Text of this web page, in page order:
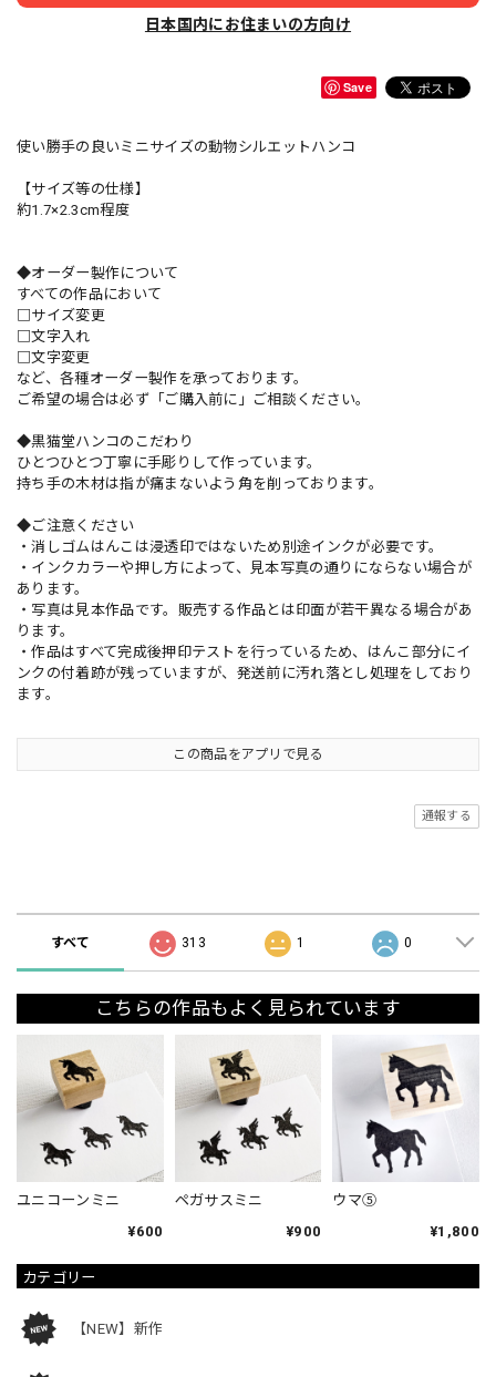
カテゴリー
【NEW】新作
日本国内にお住まいの方向け
Save
使い勝手の良いミニサイズの動物シルエットハンコ
【サイズ等の仕様】
約1.7×2.3cm程度
◆オーダー製作について
すべての作品において
□サイズ変更
□文字入れ
□文字変更
など、各種オーダー製作を承っております。
ご希望の場合は必ず「ご購入前に」ご相談ください。
◆黒猫堂ハンコのこだわり
ひとつひとつ丁寧に手彫りして作っています。
持ち手の木材は指が痛まないよう角を削っております。
◆ご注意ください
・消しゴムはんこは浸透印ではないため別途インクが必要です。
・インクカラーや押し方によって、見本写真の通りにならない場合が
あります。
・写真は見本作品です。販売する作品とは印面が若干異なる場合があ
ります。
・作品はすべて完成後押印テストを行っているため、はんこ部分にイ
ンクの付着跡が残っていますが、発送前に汚れ落とし処理をしており
ます。
この商品をアプリで見る
通報する
すべて 313 1 0
こちらの作品もよく見られています
ユニコーンミニ
¥600
ペガサスミニ
¥900
ウマ⑤
¥1,800